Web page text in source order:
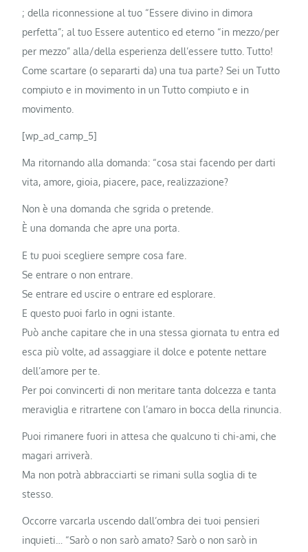
; della riconnessione al tuo “Essere divino in dimora
perfetta”; al tuo Essere autentico ed eterno “in mezzo/per
per mezzo” alla/della esperienza dell’essere tutto. Tutto!
Come scartare (o separarti da) una tua parte? Sei un Tutto
compiuto e in movimento in un Tutto compiuto e in
movimento.
[wp_ad_camp_5]
Ma ritornando alla domanda: “cosa stai facendo per darti
vita, amore, gioia, piacere, pace, realizzazione?
Non è una domanda che sgrida o pretende.
È una domanda che apre una porta.
E tu puoi scegliere sempre cosa fare.
Se entrare o non entrare.
Se entrare ed uscire o entrare ed esplorare.
E questo puoi farlo in ogni istante.
Può anche capitare che in una stessa giornata tu entra ed
esca più volte, ad assaggiare il dolce e potente nettare
dell’amore per te.
Per poi convincerti di non meritare tanta dolcezza e tanta
meraviglia e ritrartene con l’amaro in bocca della rinuncia.
Puoi rimanere fuori in attesa che qualcuno ti chi-ami, che
magari arriverà.
Ma non potrà abbracciarti se rimani sulla soglia di te
stesso.
Occorre varcarla uscendo dall’ombra dei tuoi pensieri
inquieti… “Sarò o non sarò amato? Sarò o non sarò in